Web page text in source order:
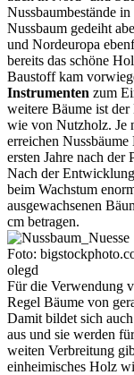
Nussbaumbestände
Nussbaum gedeiht
und Nordeuropa
bereits das schöne
Baustoff kam
Instrumenten zum
weitere Bäume ist
wie von Nutzholz. Je
erreichen
ersten Jahre nach der
Nach der
beim Wachstum
ausgewachsenen
cm betragen.
Foto:
olegd
Für die Verwendung
Regel Bäume von
Damit bildet sich
aus und sie werden
weiten Verbreitung
einheimisches Holz